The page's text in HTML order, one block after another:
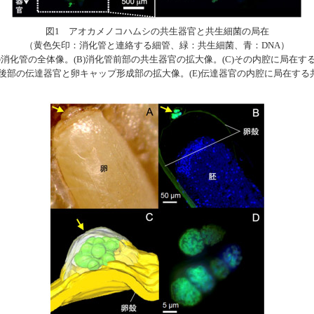
図1 アオカメノコハムシの共生器官と共生細菌の局在
（黄色矢印：消化管と連絡する細管、緑：共生細菌、青：DNA）
化管の全体像。(B)消化管前部の共生器官の拡大像。(C)その内腔に局在す
部の伝達器官と卵キャップ形成部の拡大像。(E)伝達器官の内腔に局在する